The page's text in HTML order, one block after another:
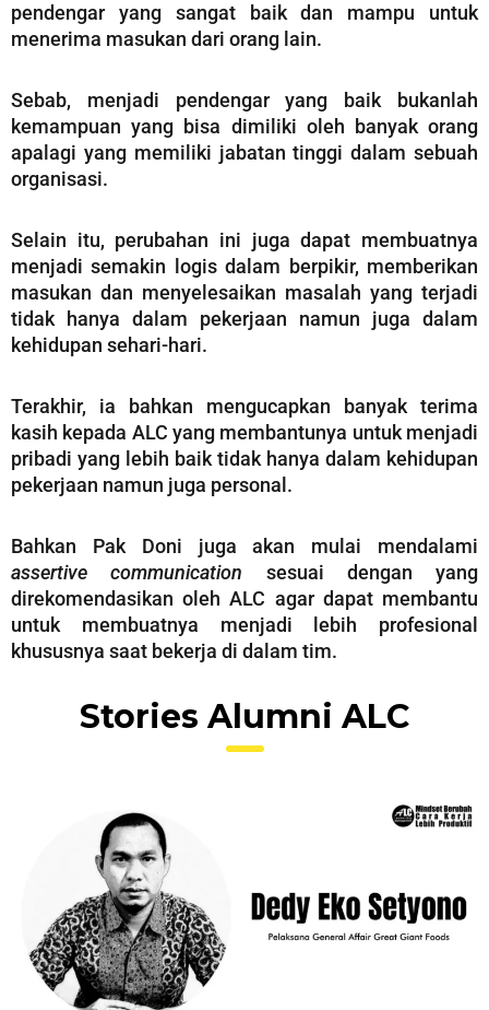
pendengar yang sangat baik dan mampu untuk
menerima masukan dari orang lain.
Sebab, menjadi pendengar yang baik bukanlah
kemampuan yang bisa dimiliki oleh banyak orang
apalagi yang memiliki jabatan tinggi dalam sebuah
organisasi.
Selain itu, perubahan ini juga dapat membuatnya
menjadi semakin logis dalam berpikir, memberikan
masukan dan menyelesaikan masalah yang terjadi
tidak hanya dalam pekerjaan namun juga dalam
kehidupan sehari-hari.
Terakhir, ia bahkan mengucapkan banyak terima
kasih kepada ALC yang membantunya untuk menjadi
pribadi yang lebih baik tidak hanya dalam kehidupan
pekerjaan namun juga personal.
Bahkan Pak Doni juga akan mulai mendalami
assertive communication sesuai dengan yang
direkomendasikan oleh ALC agar dapat membantu
untuk membuatnya menjadi lebih profesional
khususnya saat bekerja di dalam tim.
Stories Alumni ALC